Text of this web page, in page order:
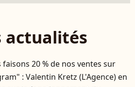
actualités
faisons 20 % de nos ventes sur
: Valentin Kretz (L'Agence) en